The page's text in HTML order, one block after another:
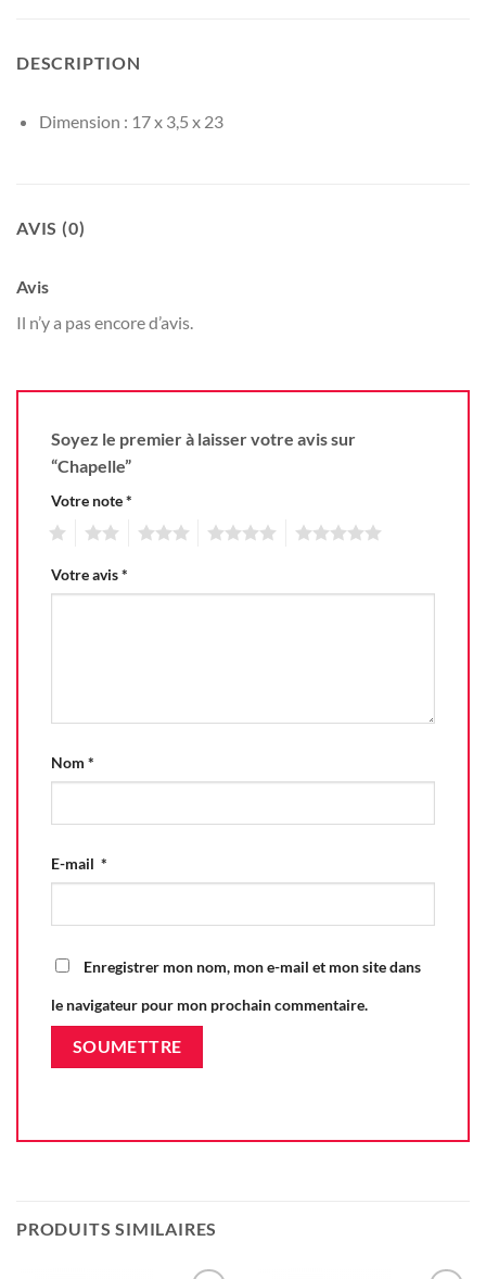
DESCRIPTION
Dimension : 17 x 3,5 x 23
AVIS (0)
Avis
Il n’y a pas encore d’avis.
Soyez le premier à laisser votre avis sur
“Chapelle”
Votre note*
Votre avis*
Nom *
E-mail *
Enregistrer mon nom, mon e-mail et mon site dans
le navigateur pour mon prochain commentaire.
PRODUITS SIMILAIRES